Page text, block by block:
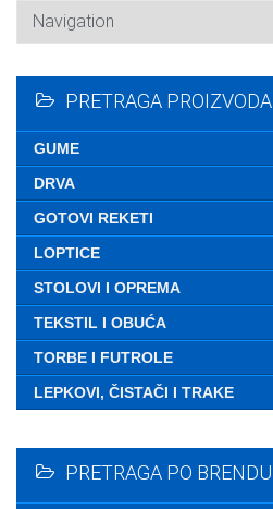
PRETRAGA PROIZVODA
GUME
DRVA
GOTOVI REKETI
LOPTICE
STOLOVI I OPREMA
TEKSTIL I OBUĆA
TORBE I FUTROLE
LEPKOVI, ČISTAČI I TRAKE
PRETRAGA PO BRENDU